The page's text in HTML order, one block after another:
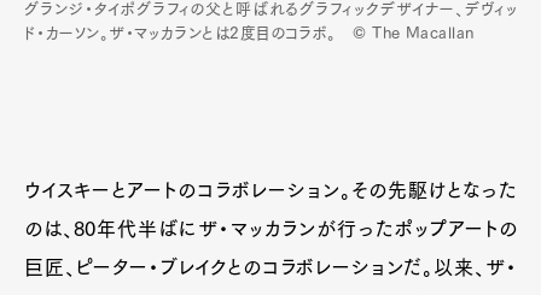
Pen Meet
グランジ・タイポグラフィの父と呼ばれるグラフィックデザイナー、デヴィッ
ド・カーソン。ザ・マッカランとは2度目のコラボ。 © The Macallan
ウイスキーとアートのコラボレーション。その先駆けとなった
のは、80年代半ばにザ・マッカランが行ったポップアートの
巨匠、ピーター・ブレイクとのコラボレーションだ。以来、ザ・